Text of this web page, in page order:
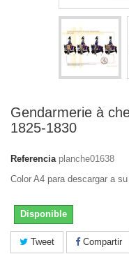
Gendarmerie à
1825-1830
Referencia planche01638
Color A4 para descargar a
Disponible
Tweet Compartir